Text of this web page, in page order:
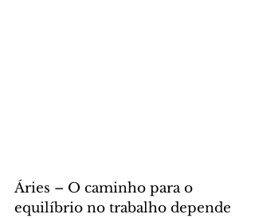
Áries – O caminho para o
equilíbrio no trabalho depende